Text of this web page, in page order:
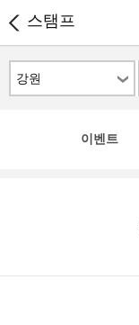
스탬프
강원
이벤트